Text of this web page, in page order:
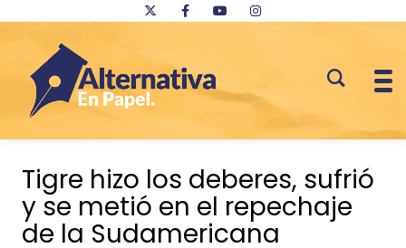
contenido
Tigre hizo los deberes, sufrió
y se metió en el repechaje
de la Sudamericana